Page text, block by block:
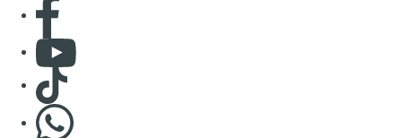
Consulter Youtube
Consulter TikTok